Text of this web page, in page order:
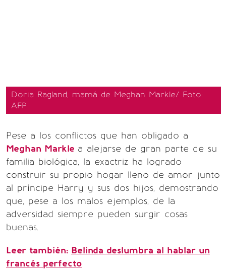
Doria Ragland, mamá de Meghan Markle/ Foto:
AFP
Pese a los conflictos que han obligado a
Meghan Markle a alejarse de gran parte de su
familia biológica, la exactriz ha logrado
construir su propio hogar lleno de amor junto
al príncipe Harry y sus dos hijos, demostrando
que, pese a los malos ejemplos, de la
adversidad siempre pueden surgir cosas
buenas.
Leer también: Belinda deslumbra al hablar un
francés perfecto